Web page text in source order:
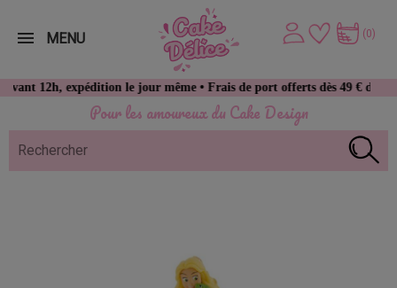
Pour les amoureux du Cake Design
12h, expédition le jour même • Frais de port offerts dès 49 € d’achat
(0)
MENU